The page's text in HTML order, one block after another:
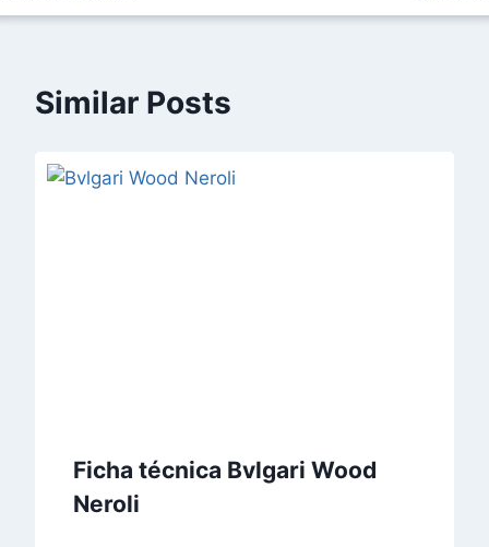
entradas
Similar Posts
Ficha técnica Bvlgari Wood
Neroli